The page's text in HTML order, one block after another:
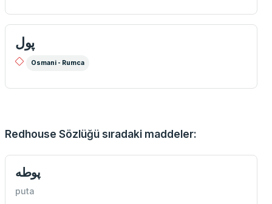
پول
Osmani - Rumca
Redhouse Sözlüğü sıradaki maddeler:
پوطه
puta